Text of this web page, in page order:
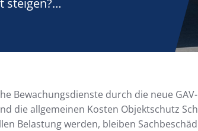
Bewachungsdienste durch die neue
die allgemeinen Kosten Objektschutz
Belastung werden, bleiben